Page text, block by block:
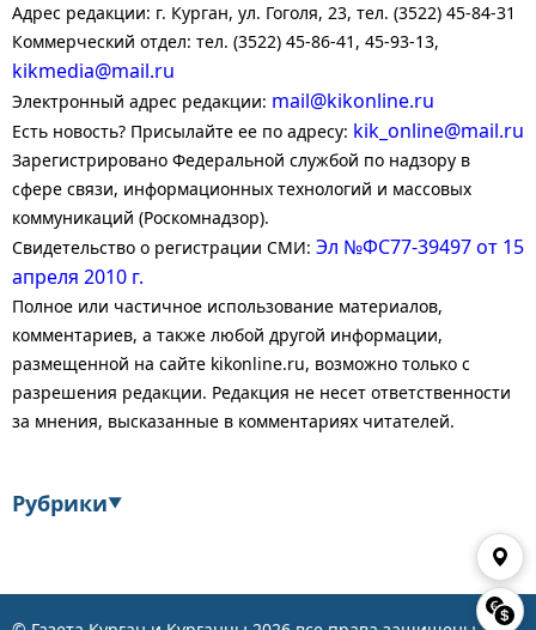
Адрес редакции: г. Курган, ул. Гоголя, 23, тел. (3522) 45-84-31
Коммерческий отдел: тел. (3522) 45-86-41, 45-93-13,
kikmedia@mail.ru
Электронный адрес редакции: mail@kikonline.ru
Есть новость? Присылайте ее по адресу: kik_online@mail.ru
Зарегистрировано Федеральной службой по надзору в
сфере связи, информационных технологий и массовых
коммуникаций (Роскомнадзор).
Свидетельство о регистрации СМИ: Эл №ФС77-39497 от 15
апреля 2010 г.
Полное или частичное использование материалов,
комментариев, а также любой другой информации,
размещенной на сайте kikonline.ru, возможно только с
разрешения редакции. Редакция не несет ответственности
за мнения, высказанные в комментариях читателей.
Рубрики▼